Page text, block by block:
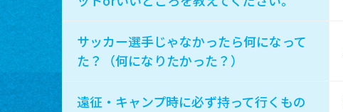
サッカー選手じゃなかったら何になって
た？（何になりたかった？）
遠征・キャンプ時に必ず持って行くもの